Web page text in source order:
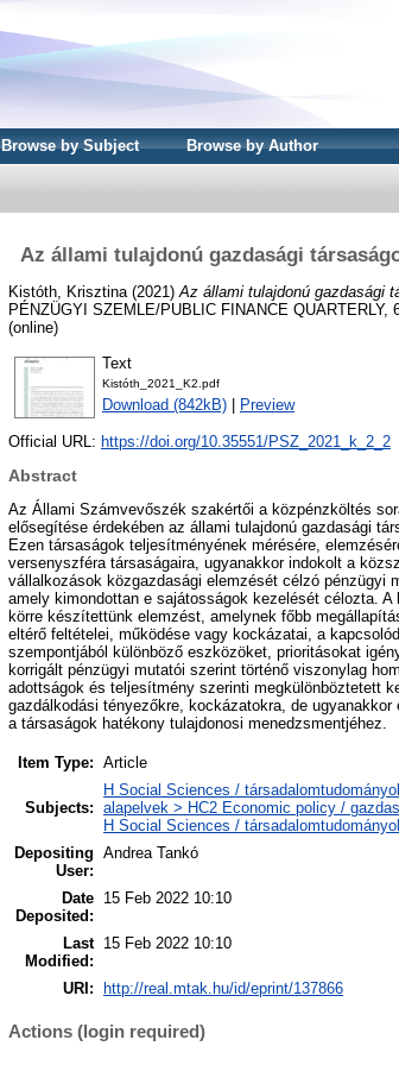
Browse by Subject Browse by Author
Az állami tulajdonú gazdasági
Kistóth, Krisztina (2021) Az állami tulajdonú gazdasági
PÉNZÜGYI SZEMLE/PUBLIC FINANCE
(online)
Text
Kistóth_2021_K2.pdf
Download (842kB) Preview
Official URL: https://doi.org/10.35551/PSZ_2021_k_2_2
Abstract
Az Állami Számvevőszék szakértői a közpénzköltés
elősegítése érdekében az állami tulajdonú gazdasági
Ezen társaságok teljesítményének mérésére,
versenyszféra társaságaira, ugyanakkor indokolt a
vállalkozások közgazdasági elemzését célzó pénzügyi
amely kimondottan e sajátosságok kezelését célozta.
körre készítettünk elemzést, amelynek főbb
eltérő feltételei, működése vagy kockázatai, a
szempontjából különböző eszközöket, prioritásokat
korrigált pénzügyi mutatói szerint történő viszonylag
adottságok és teljesítmény szerinti megkülönböztetett
gazdálkodási tényezőkre, kockázatokra, de
a társaságok hatékony tulajdonosi menedzsmentjéhez.
Item Type: Article
Subjects:
H Social Sciences /
alapelvek > HC2 Economic policy /
H Social Sciences /
Depositing
User:
Andrea Tankó
Date
Deposited:
15 Feb 2022 10:10
Last
Modified:
15 Feb 2022 10:10
URI: http://real.mtak.hu/id/eprint/137866
Actions (login required)